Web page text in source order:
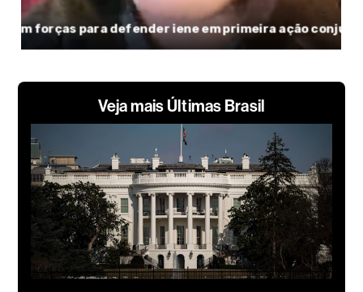
Veja mais Últimas Brasil